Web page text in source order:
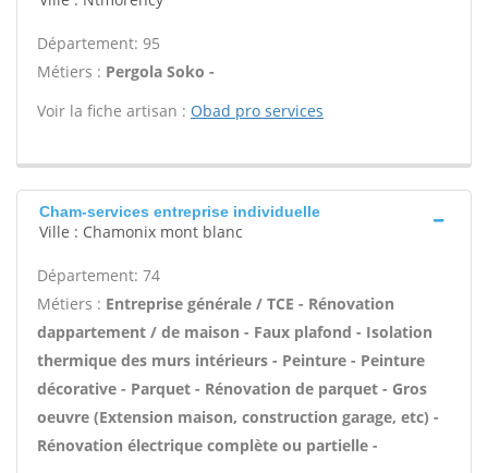
Département: 95
Métiers : Pergola Soko -
Voir la fiche artisan : Obad pro services
Cham-services entreprise individuelle
Ville : Chamonix mont blanc
Département: 74
Métiers : Entreprise générale / TCE - Rénovation
dappartement / de maison - Faux plafond - Isolation
thermique des murs intérieurs - Peinture - Peinture
décorative - Parquet - Rénovation de parquet - Gros
oeuvre (Extension maison, construction garage, etc) -
Rénovation électrique complète ou partielle -